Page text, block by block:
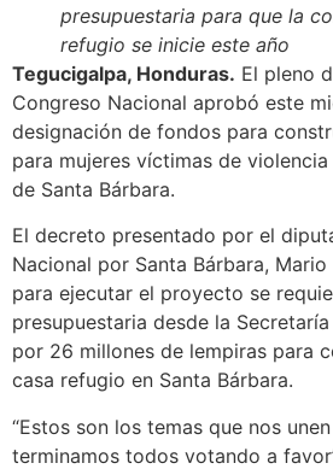
presupuestaria para que la
refugio se inicie este año
Tegucigalpa, Honduras. El pleno
Congreso Nacional aprobó este
designación de fondos para
para mujeres víctimas de
de Santa Bárbara.
El decreto presentado por el
Nacional por Santa Bárbara,
para ejecutar el proyecto se
presupuestaria desde la
por 26 millones de lempiras para
casa refugio en Santa Bárbara.
“Estos son los temas que nos
terminamos todos votando a